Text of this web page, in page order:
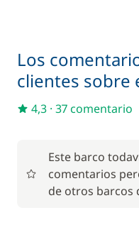
Los
clientes sobre
4,3 · 37 comentario
Este barco
comentarios
de otros barcos